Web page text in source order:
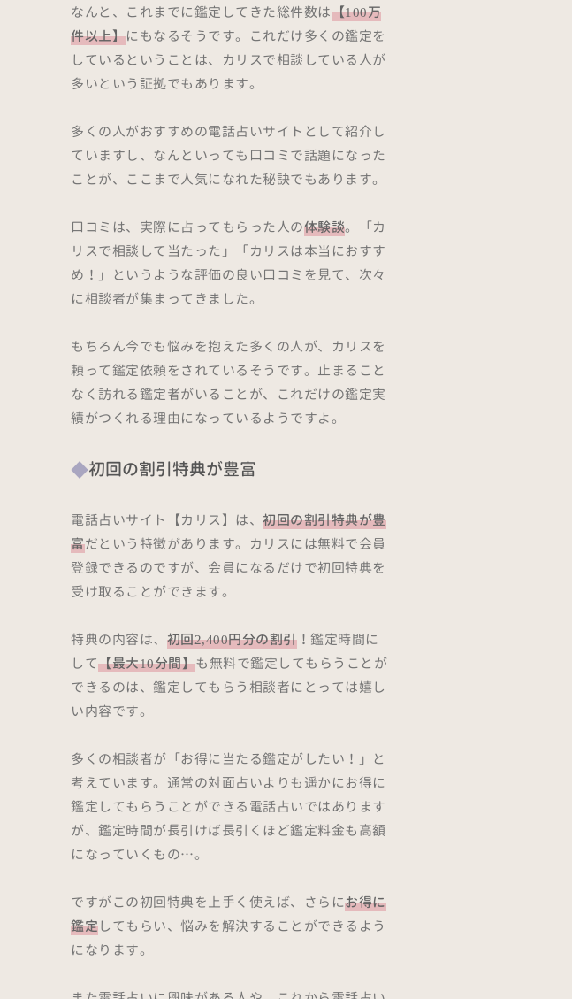
なんと、これまでに鑑定してきた総件数は【100万
件以上】にもなるそうです。これだけ多くの鑑定を
しているということは、カリスで相談している人が
多いという証拠でもあります。
多くの人がおすすめの電話占いサイトとして紹介し
ていますし、なんといっても口コミで話題になった
ことが、ここまで人気になれた秘訣でもあります。
口コミは、実際に占ってもらった人の体験談。「カ
リスで相談して当たった」「カリスは本当におすす
め！」というような評価の良い口コミを見て、次々
に相談者が集まってきました。
もちろん今でも悩みを抱えた多くの人が、カリスを
頼って鑑定依頼をされているそうです。止まること
なく訪れる鑑定者がいることが、これだけの鑑定実
績がつくれる理由になっているようですよ。
初回の割引特典が豊富
電話占いサイト【カリス】は、 初回の割引特典が豊
富だという特徴があります。カリスには無料で会員
登録できるのですが、会員になるだけで初回特典を
受け取ることができます。
特典の内容は、 初回2,400円分の割引！鑑定時間に
して【最大10分間】も無料で鑑定してもらうことが
できるのは、鑑定してもらう相談者にとっては嬉し
い内容です。
多くの相談者が「お得に当たる鑑定がしたい！」と
考えています。通常の対面占いよりも遥かにお得に
鑑定してもらうことができる電話占いではあります
が、鑑定時間が長引けば長引くほど鑑定料金も高額
になっていくもの…。
ですがこの初回特典を上手く使えば、さらにお得に
鑑定してもらい、悩みを解決することができるよう
になります。